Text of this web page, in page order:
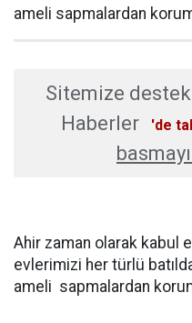
ameli sapmalardan
Sitemize
Haberler
'de
Ahir zaman olarak kabul
evlerimizi her türlü
ameli sapmalardan